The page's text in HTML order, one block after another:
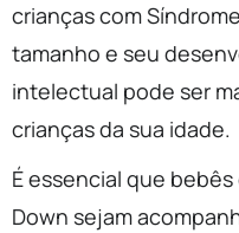
crianças com
tamanho e seu
intelectual pode ser
crianças da sua idade.
É essencial que
Down sejam